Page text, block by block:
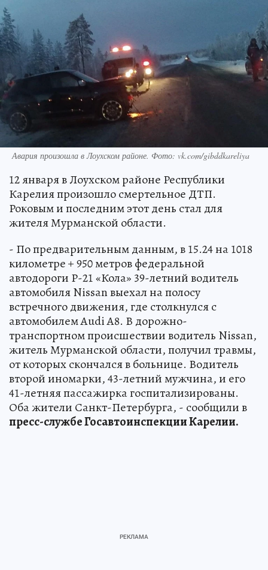
Авария произошла в Лоухском районе. Фото: vk.com/gibddkareliya
12 января в Лоухском районе Республики
Карелия произошло смертельное ДТП.
Роковым и последним этот день стал для
жителя Мурманской области.
- По предварительным данным, в 15.24 на 1018
километре + 950 метров федеральной
автодороги Р-21 «Кола» 39-летний водитель
автомобиля Nissan выехал на полосу
встречного движения, где столкнулся с
автомобилем Audi А8. В дорожно-
транспортном происшествии водитель Nissan,
житель Мурманской области, получил травмы,
от которых скончался в больнице. Водитель
второй иномарки, 43-летний мужчина, и его
41-летняя пассажирка госпитализированы.
Оба жители Санкт-Петербурга, - сообщили в
пресс-службе Госавтоинспекции Карелии.